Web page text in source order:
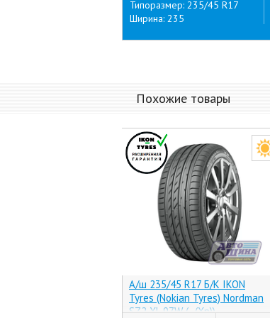
Типоразмер: 235/45 R17
Ширина: 235
Похожие товары
А/ш 235/45 R17 Б/К IKON
Tyres (Nokian Tyres) Nordman
SZ2 XL 97W (-, (Хр))